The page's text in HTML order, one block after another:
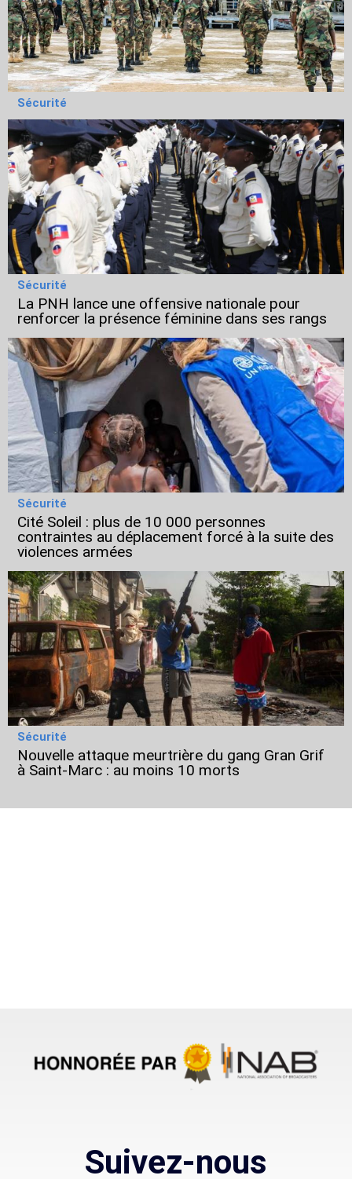
Sécurité
Sécurité
La PNH lance une offensive nationale pour
renforcer la présence féminine dans ses rangs
Sécurité
Cité Soleil : plus de 10 000 personnes
contraintes au déplacement forcé à la suite des
violences armées
Sécurité
Nouvelle attaque meurtrière du gang Gran Grif
à Saint-Marc : au moins 10 morts
Suivez-nous